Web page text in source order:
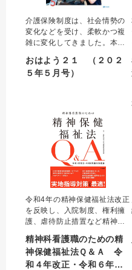
介護保険制度は、社会情勢の
変化などを受け、柔軟かつ複
雑に変化してきました。本特
の近年の動向と将来につい
て、「認知症」「 介護人材の
理します。
おはよう２１ （２０２
５年５月号）
令和4年の精神保健福祉法改正
を反映し、入院制度、権利擁
護、虐待防止措置など精神科
健福祉法の知識をＱ＆Ａ方式
で解説。病棟、外来、訪問で
の現場実践をふまえたＱを通
精神科看護職のための精
神保健福祉法Ｑ＆Ａ 令
和４年改正・令和６年施